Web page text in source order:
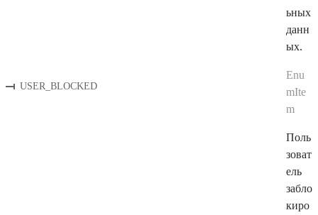
ьных
данн
ых.
USER_BLOCKED
Enu
mIte
m
Поль
зоват
ель
забло
киро